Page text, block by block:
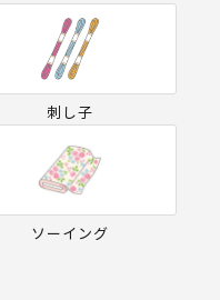
刺し子
ソーイング